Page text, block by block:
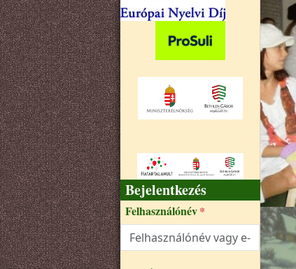
Bejelentkezés
Felhasználónév